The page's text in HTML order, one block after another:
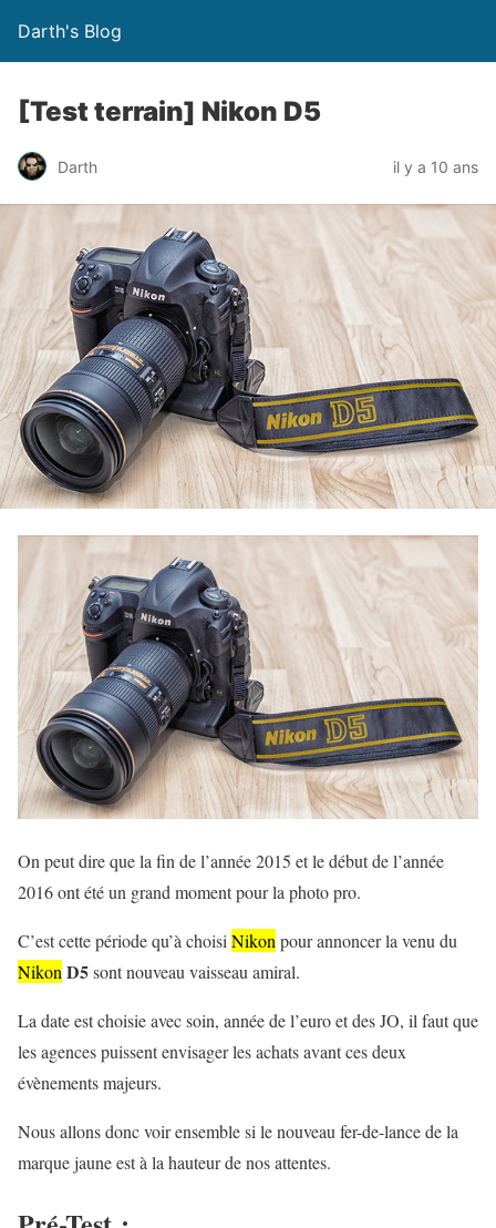
Darth's Blog
[Test terrain] Nikon D5
Darth il y a 10 ans
On peut dire que la fin de l’année 2015 et le début de l’année
2016 ont été un grand moment pour la photo pro.
C’est cette période qu’à choisi Nikon pour annoncer la venu du
Nikon D5sont nouveau vaisseau amiral.
La date est choisie avec soin, année de l’euro et des JO, il faut que
les agences puissent envisager les achats avant ces deux
évènements majeurs.
Nous allons donc voir ensemble si le nouveau fer-de-lance de la
marque jaune est à la hauteur de nos attentes.